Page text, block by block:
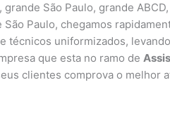
São Paulo, grande
Paulo, chegamos
técnicos uniformizados,
que esta no ramo de
clientes comprova o melhor